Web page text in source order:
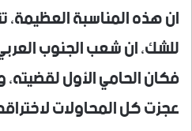
ان هذه المناسبة العظيمة،
للشك، ان شعب الجنوب
فكان الحامي الأول
عجزت كل المحاولات